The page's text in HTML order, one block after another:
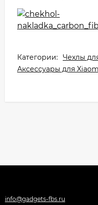
Категории: Чехлы
Аксессуары для
info@gadgets-fbs.ru